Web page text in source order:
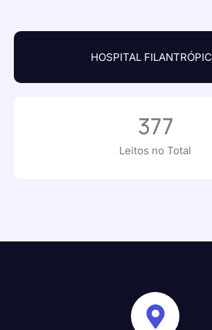
HOSPITAL
Leitos no Total
377